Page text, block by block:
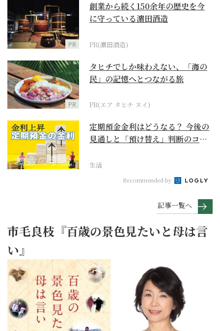
PR
創業から続く150余年の歴史を今
に守っている濵田酒造
PR(濵田酒造)
PR
タヒチでしか味わえない、「海の
民」の記憶へとつながる旅
PR(エア タヒチ ヌイ)
定期預金金利はどうなる？ 今後の
見通しと「預け替え」判断のコツ
生活
Recommended by
記事一覧へ
市毛良枝『百歳の景色見たいと母は言
い』